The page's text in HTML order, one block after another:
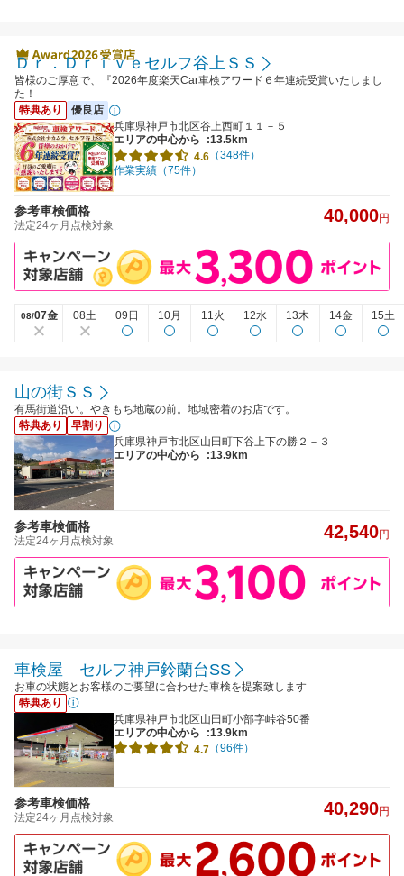
Ｄｒ．Ｄｒｉｖｅセルフ谷上ＳＳ
皆様のご厚意で、『2026年度楽天Car車検アワード６年連続受賞いたしまし
た！
特典あり
優良店
兵庫県神戸市北区谷上西町１１－５
エリアの中心から
:13.5km
4.6 （348件）
作業実績（75件）
参考車検価格
法定24ヶ月点検対象 40,000円
08/07金 08土 09日 10月 11火 12水 13木 14金 15土
山の街ＳＳ
有馬街道沿い。やきもち地蔵の前。地域密着のお店です。
特典あり
早割り
兵庫県神戸市北区山田町下谷上下の勝２－３
エリアの中心から
:13.9km
参考車検価格
法定24ヶ月点検対象 42,540円
車検屋 セルフ神戸鈴蘭台SS
お車の状態とお客様のご要望に合わせた車検を提案致します
特典あり
兵庫県神戸市北区山田町小部字峠谷50番
エリアの中心から
:13.9km
4.7 （96件）
参考車検価格
法定24ヶ月点検対象 40,290円